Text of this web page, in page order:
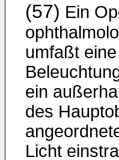
(57) Ein
umfaßt eine
ein
des
Licht